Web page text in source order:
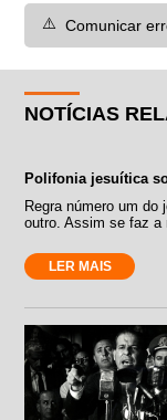
⚠️ Comunicar
NOTÍCIAS
Polifonia jesuítica
Regra número um
outro. Assim se faz
LER MAIS